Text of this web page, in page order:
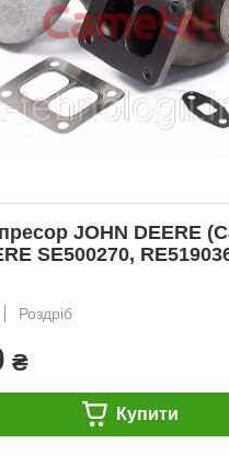
JOHN DEERE
SE500270,
Роздріб
₴
Купити